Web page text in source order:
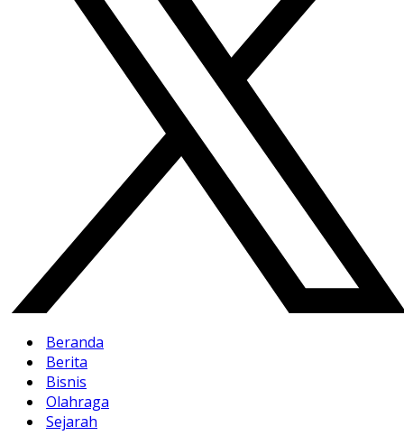
Beranda
Berita
Bisnis
Olahraga
Sejarah